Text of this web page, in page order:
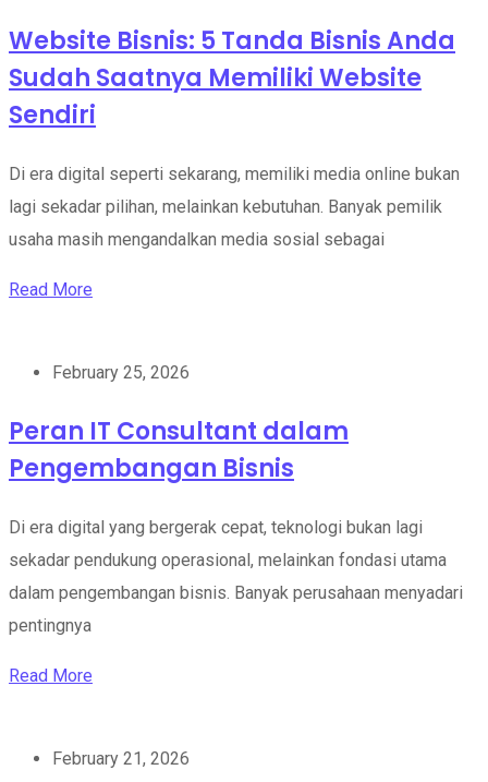
Website Bisnis: 5 Tanda Bisnis Anda
Sudah Saatnya Memiliki Website
Sendiri
Di era digital seperti sekarang, memiliki media online bukan
lagi sekadar pilihan, melainkan kebutuhan. Banyak pemilik
usaha masih mengandalkan media sosial sebagai
Read More
February 25, 2026
Peran IT Consultant dalam
Pengembangan Bisnis
Di era digital yang bergerak cepat, teknologi bukan lagi
sekadar pendukung operasional, melainkan fondasi utama
dalam pengembangan bisnis. Banyak perusahaan menyadari
pentingnya
Read More
February 21, 2026